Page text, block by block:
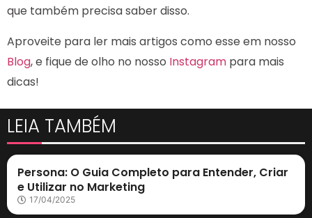
que também precisa saber disso.
Aproveite para ler mais artigos como esse em nosso
Blog, e fique de olho no nosso Instagram para mais
dicas!
LEIA TAMBÉM
Marketing Digital
Persona: O Guia Completo para Entender, Criar
e Utilizar no Marketing
17/04/2025